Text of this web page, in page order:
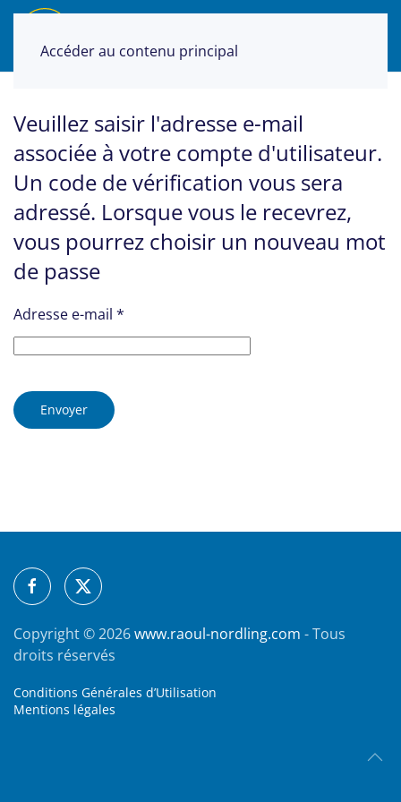
Accéder au contenu principal
Veuillez saisir l'adresse e-mail
associée à votre compte d'utilisateur.
Un code de vérification vous sera
adressé. Lorsque vous le recevrez,
vous pourrez choisir un nouveau mot
de passe
Adresse e-mail *
Envoyer
Copyright ©2026www.raoul-nordling.com - Tous
droits réservés
Conditions Générales d’Utilisation
Mentions légales